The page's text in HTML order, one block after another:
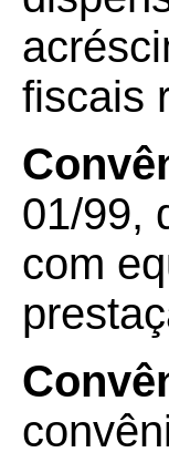
fiscais
01/99,
com